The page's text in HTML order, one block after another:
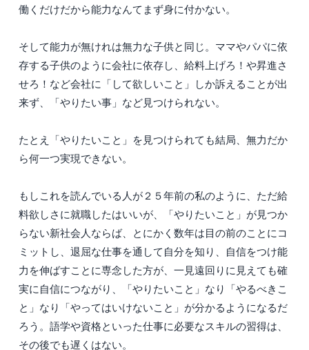
働くだけだから能力なんてまず身に付かない。
そして能力が無けれは無力な子供と同じ。ママやパパに依
存する子供のように会社に依存し、給料上げろ！や昇進さ
せろ！など会社に「して欲しいこと」しか訴えることが出
来ず、「やりたい事」など見つけられない。
たとえ「やりたいこと」を見つけられても結局、無力だか
ら何一つ実現できない。
もしこれを読んでいる人が２５年前の私のように、ただ給
料欲しさに就職したはいいが、「やりたいこと」が見つか
らない新社会人ならば、とにかく数年は目の前のことにコ
ミットし、退屈な仕事を通して自分を知り、自信をつけ能
力を伸ばすことに専念した方が、一見遠回りに見えても確
実に自信につながり、「やりたいこと」なり「やるべきこ
と」なり「やってはいけないこと」が分かるようになるだ
ろう。語学や資格といった仕事に必要なスキルの習得は、
その後でも遅くはない。